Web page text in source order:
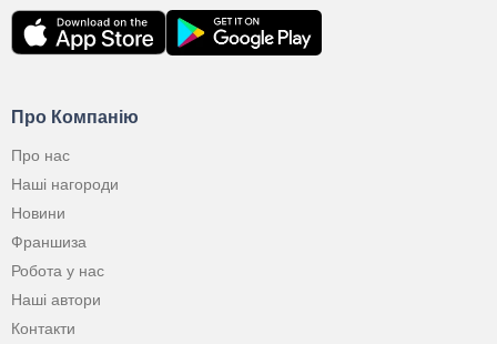
Про Компанію
Про нас
Наші нагороди
Новини
Франшиза
Робота у нас
Наші автори
Контакти